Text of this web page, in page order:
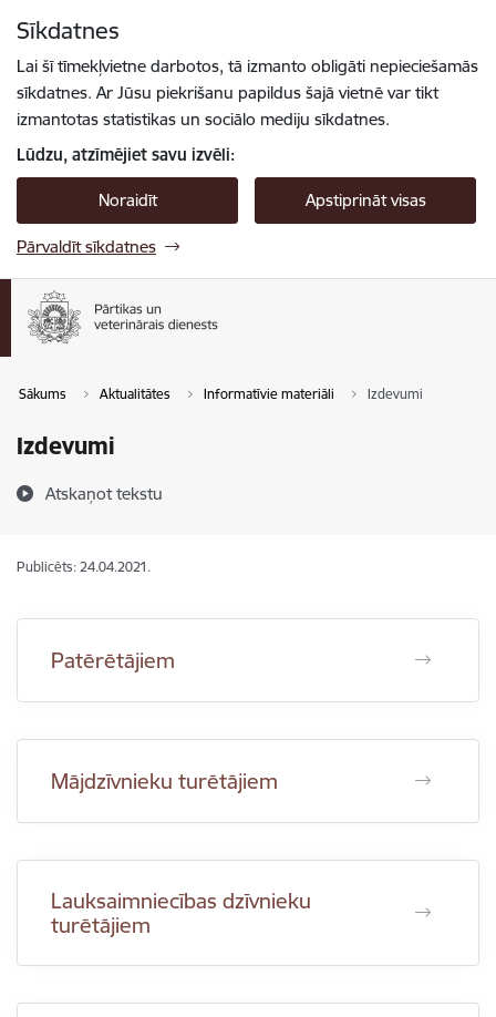
Sīkdatnes
Lai šī tīmekļvietne darbotos, tā izmanto obligāti nepieciešamās
sīkdatnes. Ar Jūsu piekrišanu papildus šajā vietnē var tikt
izmantotas statistikas un sociālo mediju sīkdatnes.
Lūdzu, atzīmējiet savu izvēli:
Noraidīt Apstiprināt visas
Pārvaldīt sīkdatnes
Sākums Aktualitātes Informatīvie materiāli Izdevumi
Izdevumi
Atskaņot tekstu
Publicēts: 24.04.2021.
Patērētājiem
Mājdzīvnieku turētājiem
Lauksaimniecības dzīvnieku
turētājiem